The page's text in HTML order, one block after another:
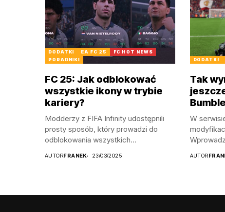
DODATKI EA FC 25
FC HOT NEWS
PORADNIKI
FC 25: Jak odblokować
wszystkie ikony w trybie
kariery?
Modderzy z FIFA Infinity udostępnili
prosty sposób, który prowadzi do
odblokowania wszystkich...
AUTORFRANEK 23/03/2025
DODATKI
Tak
W
AUTOR